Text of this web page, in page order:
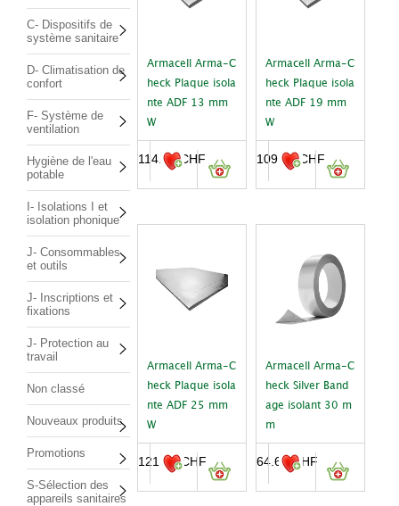
C- Dispositifs de
système sanitaire
D- Climatisation de
confort
F- Système de
ventilation
Hygiène de l'eau
potable
I- Isolations I et
isolation phonique
J- Consommables
et outils
J- Inscriptions et
fixations
J- Protection au
travail
Non classé
Nouveaux produits
Promotions
S-Sélection des
appareils sanitaires
Armacell Arma-C
heck Plaque isola
nte ADF 13 mm
W
114.00CHF
Armacell Arma-C
heck Plaque isola
nte ADF 19 mm
W
109.20CHF
Armacell Arma-C
heck Plaque isola
nte ADF 25 mm
W
121.40CHF
Armacell Arma-C
heck Silver Band
age isolant 30 m
m
64.60CHF